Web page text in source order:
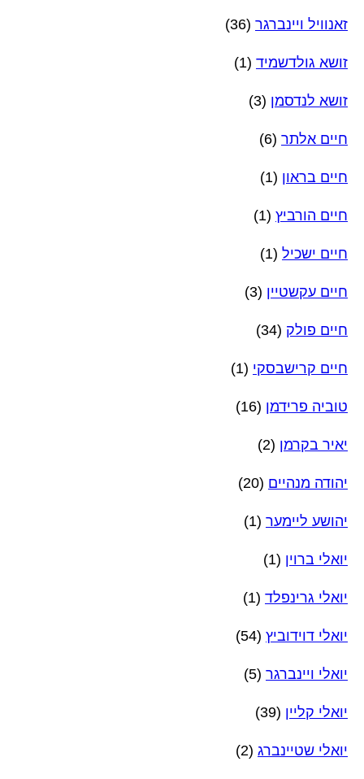
זאנוויל ויינברגר (36)
זושא גולדשמיד (1)
זושא לנדסמן (3)
חיים אלתר (6)
חיים בראון (1)
חיים הורביץ (1)
חיים ישכיל (1)
חיים עקשטיין (3)
חיים פולק (34)
חיים קרישבסקי (1)
טוביה פרידמן (16)
יאיר בקרמן (2)
יהודה מנהיים (20)
יהושע ליימער (1)
יואלי ברוין (1)
יואלי גרינפלד (1)
יואלי דוידוביץ (54)
יואלי ויינברגר (5)
יואלי קליין (39)
יואלי שטיינברג (2)